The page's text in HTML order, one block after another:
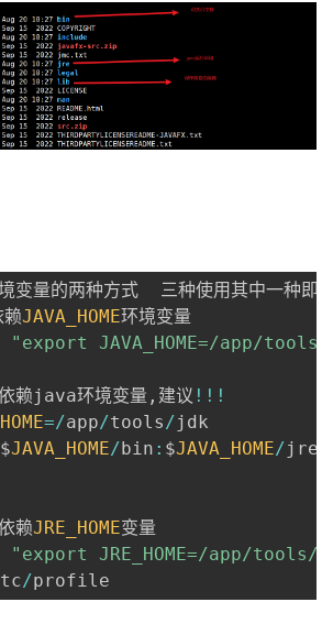
变量的两种方式  三种使用其中一种即
JAVA_HOME环境变量
"export JAVA_HOME=/app/
赖java环境变量 , 建议 ! ! !
=/app/tools/
$JAVA_HOME/ bin : $JAVA_HOME/jre
赖JRE_HOME变量
"export JRE_HOME=/app/
/profile